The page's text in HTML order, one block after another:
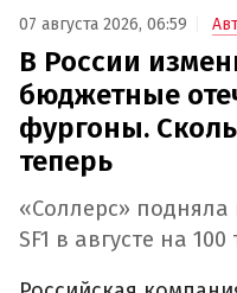
07 августа 2026, 06:59
В России
бюджетные
фургоны.
теперь
«Соллерс»
SF1 в августе на